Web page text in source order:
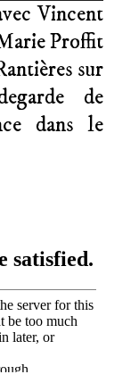
Vincent
Proffit
sur
de
dans le